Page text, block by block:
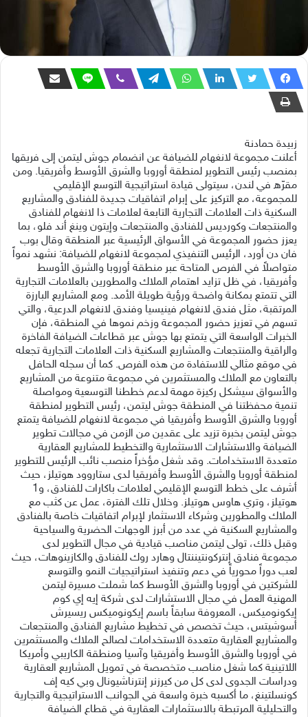
زبيدة حمادنة
أعلنت مجموعة لانغهام للضيافة عن انضمام جوش ليتمن إلى فريقها
بمنصب رئيس التطوير لمنطقة أوروبا والشرق الأوسط وأفريقيا. ومن
مقرّه في لندن، سيتولى قيادة استراتيجية التوسع الإقليمي
للمجموعة، مع التركيز على إبرام اتفاقيات جديدة للفنادق والمشاريع
السكنية ذات العلامات التجارية التابعة لعلامات ذا لانغهام للفنادق
والمنتجعات وكورديس للفنادق والمنتجعات وإيتون وينغ أند فلو، بما
يعزز حضور المجموعة في الأسواق الرئيسية عبر المنطقة وقال بوب
فان دن أورد، الرئيس التنفيذي لمجموعة لانغهام للضيافة: نشهد نمواً
متواصلاً في الفرص المتاحة عبر منطقة أوروبا والشرق الأوسط
وأفريقيا، في ظل تزايد اهتمام الملاك والمطورين بالعلامات التجارية
التي تتمتع بمكانة واضحة ورؤية طويلة الأمد. ومع المشاريع البارزة
المرتقبة، مثل فندق لانغهام فينيسيا وفندق لانغهام الدرعية، والتي
تسهم في تعزيز حضور المجموعة وزخم نموها في المنطقة، فإن
الخبرات الواسعة التي يتمتع بها جوش عبر قطاعات الضيافة الفاخرة
والراقية والمنتجعات والمشاريع السكنية ذات العلامات التجارية تجعله
في موقع مثالي للاستفادة من هذه الفرص. كما أن سجله الحافل
بالتعاون مع الملاك والمستثمرين في مجموعة متنوعة من المشاريع
والأسواق سيشكل ركيزة مهمة لدعم خططنا التوسعية ومواصلة
تنمية محفظتنا في المنطقة جوش ليتمن، رئيس التطوير لمنطقة
أوروبا والشرق الأوسط وأفريقيا في مجموعة لانغهام للضيافة يتمتع
جوش ليتمن بخبرة تزيد على عقدين من الزمن في مجالات تطوير
الضيافة والاستشارات الاستثمارية والتخطيط للمشاريع العقارية
متعددة الاستخدامات. وقد شغل مؤخراً منصب نائب الرئيس للتطوير
لمنطقة أوروبا والشرق الأوسط وأفريقيا لدى ستاروود هوتيلز، حيث
أشرف على خطط التوسع الإقليمي لعلامات باكارات للفنادق، و1
هوتيلز، وتري هاوس هوتيلز. وخلال تلك الفترة، عمل عن كثب مع
الملاك والمطورين وشركاء الاستثمار لإبرام اتفاقيات خاصة بالفنادق
والمشاريع السكنية في عدد من أبرز الوجهات الحضرية والسياحية
وقبل ذلك، تولى ليتمن مناصب قيادية في مجال التطوير لدى
مجموعة فنادق إنتركونتيننتال وهارد روك للفنادق والكازينوهات، حيث
لعب دوراً محورياً في دعم وتنفيذ استراتيجيات النمو والتوسع
للشركتين في أوروبا والشرق الأوسط كما شملت مسيرة ليتمن
المهنية العمل في مجال الاستشارات لدى شركة إيه إي كوم
إيكونوميكس، المعروفة سابقاً باسم إيكونوميكس ريسيرش
أسوشيتس، حيث تخصص في تخطيط مشاريع الفنادق والمنتجعات
والمشاريع العقارية متعددة الاستخدامات لصالح الملاك والمستثمرين
في أوروبا والشرق الأوسط وأفريقيا وآسيا ومنطقة الكاريبي وأمريكا
اللاتينية كما شغل مناصب متخصصة في تمويل المشاريع العقارية
ودراسات الجدوى لدى كل من كيرزنر إنترناشيونال وبي كيه إف
كونسلتينغ، ما أكسبه خبرة واسعة في الجوانب الاستراتيجية والتجارية
والتحليلية المرتبطة بالاستثمارات العقارية في قطاع الضيافة